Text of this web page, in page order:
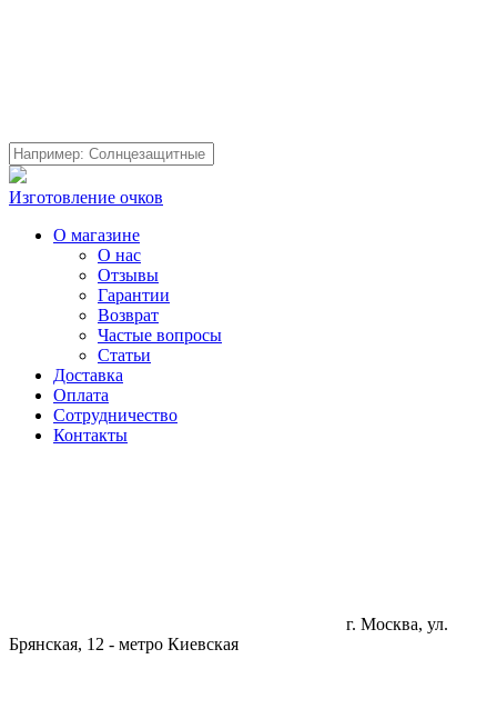
Изготовление очков
О магазине
О нас
Отзывы
Гарантии
Возврат
Частые вопросы
Статьи
Доставка
Оплата
Сотрудничество
Контакты
г. Москва, ул.
Брянская, 12 - метро Киевская